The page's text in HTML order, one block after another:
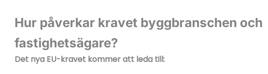
Hur påverkar kravet byggbranschen och
fastighetsägare?
Det nya EU-kravet kommer att leda till: